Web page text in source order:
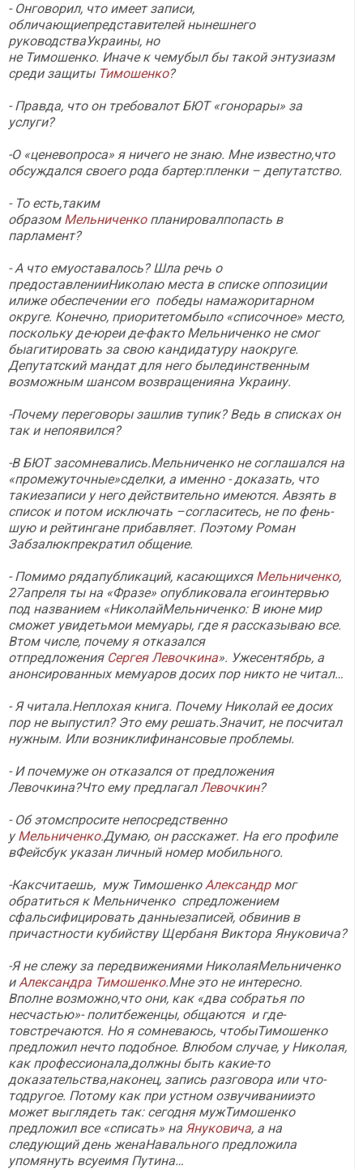
- Онговорил, что имеет записи,
обличающиепредставителей нынешнего
руководстваУкраины, но
не Тимошенко. Иначе к чемубыл бы такой энтузиазм
среди защиты Тимошенко?
- Правда, что он требовалот БЮТ «гонорары» за
услуги?
-О «ценевопроса» я ничего не знаю. Мне известно,что
обсуждался своего рода бартер:пленки – депутатство.
- То есть,таким
образом Мельниченко планировалпопасть в
парламент?
- А что емуоставалось? Шла речь о
предоставленииНиколаю места в списке оппозиции
илиже обеспечении его победы намажоритарном
округе. Конечно, приоритетомбыло «списочное» место,
поскольку де-юреи де-факто Мельниченко не смог
быагитировать за свою кандидатуру наокруге.
Депутатский мандат для него былединственным
возможным шансом возвращенияна Украину.
-Почему переговоры зашлив тупик? Ведь в списках он
так и непоявился?
-В БЮТ засомневались.Мельниченко не соглашался на
«промежуточные»сделки, а именно - доказать, что
такиезаписи у него действительно имеются. Авзять в
список и потом исключать –согласитесь, не по фень-
шую и рейтингане прибавляет. Поэтому Роман
Забзалюкпрекратил общение.
- Помимо рядапубликаций, касающихся Мельниченко,
27апреля ты на «Фразе» опубликовала егоинтервью
под названием «НиколайМельниченко: В июне мир
сможет увидетьмои мемуары, где я рассказываю все.
Втом числе, почему я отказался
отпредложения Сергея Левочкина». Ужесентябрь, а
анонсированных мемуаров досих пор никто не читал…
- Я читала.Неплохая книга. Почему Николай ее досих
пор не выпустил? Это ему решать.Значит, не посчитал
нужным. Или возниклифинансовые проблемы.
- И почемуже он отказался от предложения
Левочкина?Что ему предлагалЛевочкин?
- Об этомспросите непосредственно
уМельниченко.Думаю, он расскажет. На его профиле
вФейсбук указан личный номер мобильного.
-Каксчитаешь, муж ТимошенкоАлександрмог
обратиться к Мельниченко спредложением
сфальсифицировать данныезаписей, обвинив в
причастности кубийству Щербаня Виктора Януковича?
-Я не слежу за передвижениями НиколаяМельниченко
иАлександра Тимошенко.Мне это не интересно.
Вполне возможно,что они, как «два собратья по
несчастью»- политбеженцы, общаются и где-
товстречаются. Но я сомневаюсь, чтобыТимошенко
предложил нечто подобное. Влюбом случае, у Николая,
как профессионала,должны быть какие-то
доказательства,наконец, запись разговора или что-
тодругое. Потому как при устном озвучиванииэто
может выглядеть так: сегодня мужТимошенко
предложил все «списать» на Януковича, а на
следующий день женаНавального предложила
упомянуть всуеимя Путина…